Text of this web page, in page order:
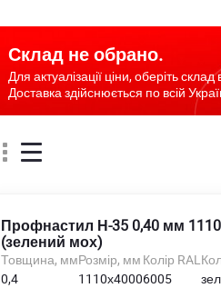
Склад не обрано.
Для актуалізації ціни, оберіть
Доставка здійснюється по всій
Профнастил Н-35 0,40 мм
(зелений мох)
Товщина, мм
0,4
Розмір, мм
1110х4000
Колір RAL
6005